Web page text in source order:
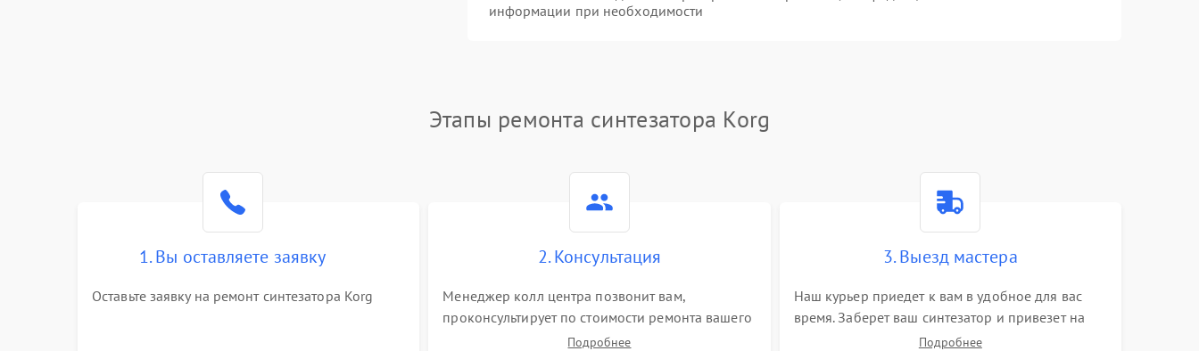
информации при необходимости
Этапы ремонта синтезатора Korg
1. Вы оставляете заявку
Оставьте заявку на ремонт синтезатора Korg
2. Консультация
Менеджер колл центра позвонит вам,
проконсультирует по стоимости ремонта вашего
синтезатора а также ответит на все ваши
Подробнее
3. Выезд мастера
Наш курьер приедет к вам в удобное для вас
время. Заберет ваш синтезатор и привезет на
склад для диагностики.Подробнее